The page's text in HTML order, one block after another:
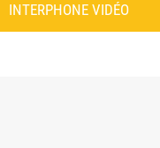
INTERPHONE VIDÉO